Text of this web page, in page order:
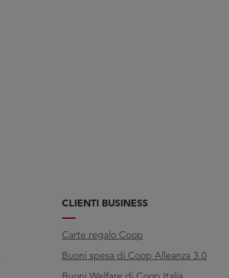
CLIENTI BUSINESS
Carte regalo Coop
Buoni spesa di Coop Alleanza 3.0